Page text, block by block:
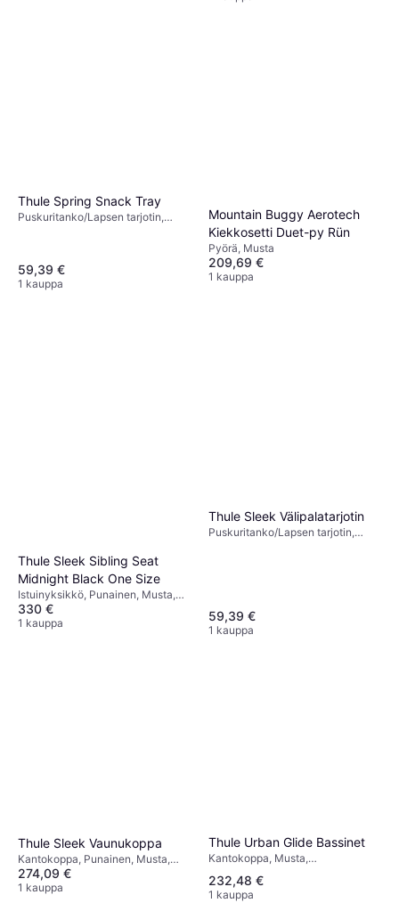
Thule Spring Snack Tray
Puskuritanko/Lapsen tarjotin,
59,39 €
1 kauppa
Mountain Buggy Aerotech
Kiekkosetti Duet-py Rün
Pyörä, Musta
209,69 €
1 kauppa
Thule Sleek Sibling Seat
Midnight Black One Size
Istuinyksikkö, Punainen, Musta,
Harmaa, Sininen
330 €
1 kauppa
Thule Sleek Välipalatarjotin
Puskuritanko/Lapsen tarjotin,
59,39 €
1 kauppa
Thule Sleek Vaunukoppa
Kantokoppa, Punainen, Musta,
Harmaa, Sininen
274,09 €
1 kauppa
Thule Urban Glide Bassinet
Kantokoppa, Musta,
232,48 €
1 kauppa